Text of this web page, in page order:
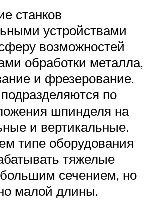
станков
устройствами
возможностей
обработки металла,
и фрезерование.
по
шпинделя на
и вертикальные.
типе оборудования
тяжелые
большим сечением, но
малой длины.